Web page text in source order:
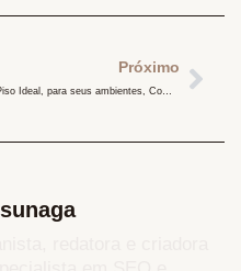
Próximo
Piso Ideal, para seus ambientes, Como Escolher